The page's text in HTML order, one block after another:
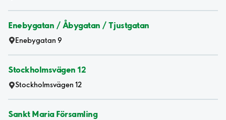
Enebygatan / Åbygatan / Tjustgatan
Enebygatan 9
Stockholmsvägen 12
Stockholmsvägen 12
Sankt Maria Församling